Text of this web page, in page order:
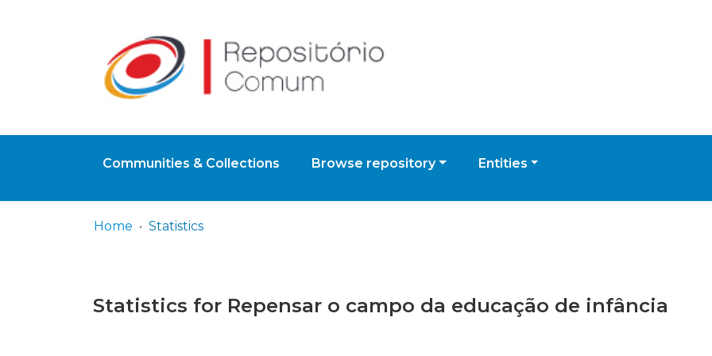
Communities & Collections Browse repository Entities
Home Statistics
Statistics for Repensar o campo da educação de infância